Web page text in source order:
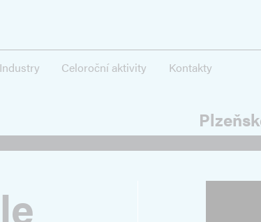
Industry Celoroční aktivity Kontakty